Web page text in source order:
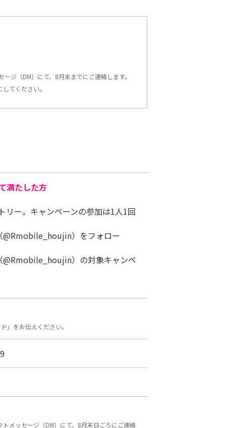
ジ（DM）にて、8月末までにご連絡します。
てください。
満たした方
リー。キャンペーンの参加は1人1回
）をフォロー
）の対象キャンペ
」をお伝えください。
メッセージ（DM）にて、8月末日ごろにご連絡